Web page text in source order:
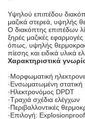
Υψηλού επιπέδου
μαζικά στερεά, υψηλής
Ο διακόπτης επιπέδων
ξηρές μαζικές εφαρμογές
όπως, υψηλής
πίεσης και ειδικά υλικά
Χαρακτηριστικά
·Μορφωματική
·Ενσωματωμένη
·Ηλεκτρονόμος DPDT
·Τραχιά σχέδια ελέγχων
·Περιβαλλοντικές
·Επιλογή: